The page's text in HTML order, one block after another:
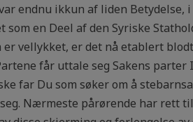
endnu ikkun af liden Betydelse,
en Deel af den Syriske
vellykket, er det nå etablert
får uttale seg Sakens
far Du som søker om å
Nærmeste pårørende har rett